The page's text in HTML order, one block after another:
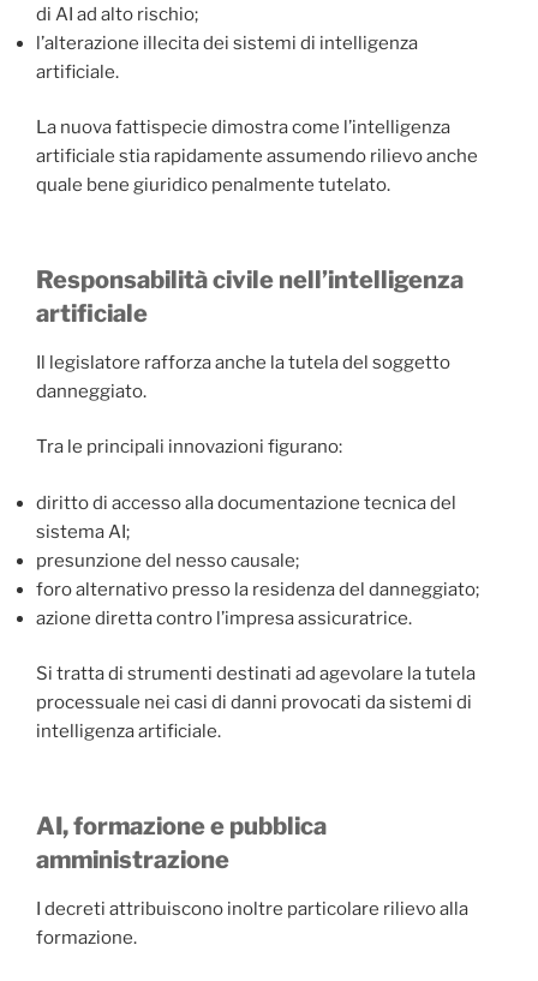
di AI ad alto rischio;
l’alterazione illecita dei sistemi di intelligenza
artificiale.
La nuova fattispecie dimostra come l’intelligenza
artificiale stia rapidamente assumendo rilievo anche
quale bene giuridico penalmente tutelato.
Responsabilità civile nell’intelligenza
artificiale
Il legislatore rafforza anche la tutela del soggetto
danneggiato.
Tra le principali innovazioni figurano:
diritto di accesso alla documentazione tecnica del
sistema AI;
presunzione del nesso causale;
foro alternativo presso la residenza del danneggiato;
azione diretta contro l’impresa assicuratrice.
Si tratta di strumenti destinati ad agevolare la tutela
processuale nei casi di danni provocati da sistemi di
intelligenza artificiale.
AI, formazione e pubblica
amministrazione
I decreti attribuiscono inoltre particolare rilievo alla
formazione.